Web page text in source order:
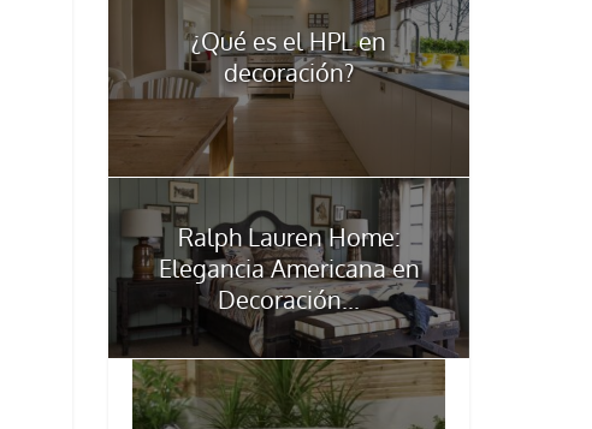
¿Qué es el HPL en
decoración?
Ralph Lauren Home:
Elegancia Americana en
Decoración...